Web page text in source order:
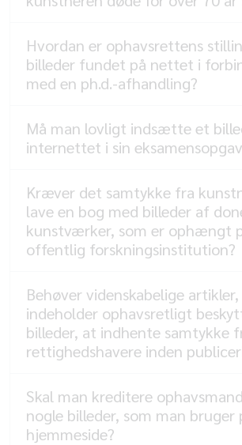
Hvordan er ophavsrettens
billeder fundet på nettet i
med en ph.d.-afhandling?
Må man lovligt indsætte et
internettet i sin
Kræver det samtykke fra
lave en bog med billeder af
kunstværker, som er ophængt
offentlig forskningsinstitution?
Behøver videnskabelige
indeholder ophavsretligt
billeder, at indhente samtykke
rettighedshavere inden
Skal man kreditere
nogle billeder, som man bruger
hjemmeside?